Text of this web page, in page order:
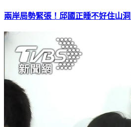
兩岸局勢緊張！邱國正睡不好住山